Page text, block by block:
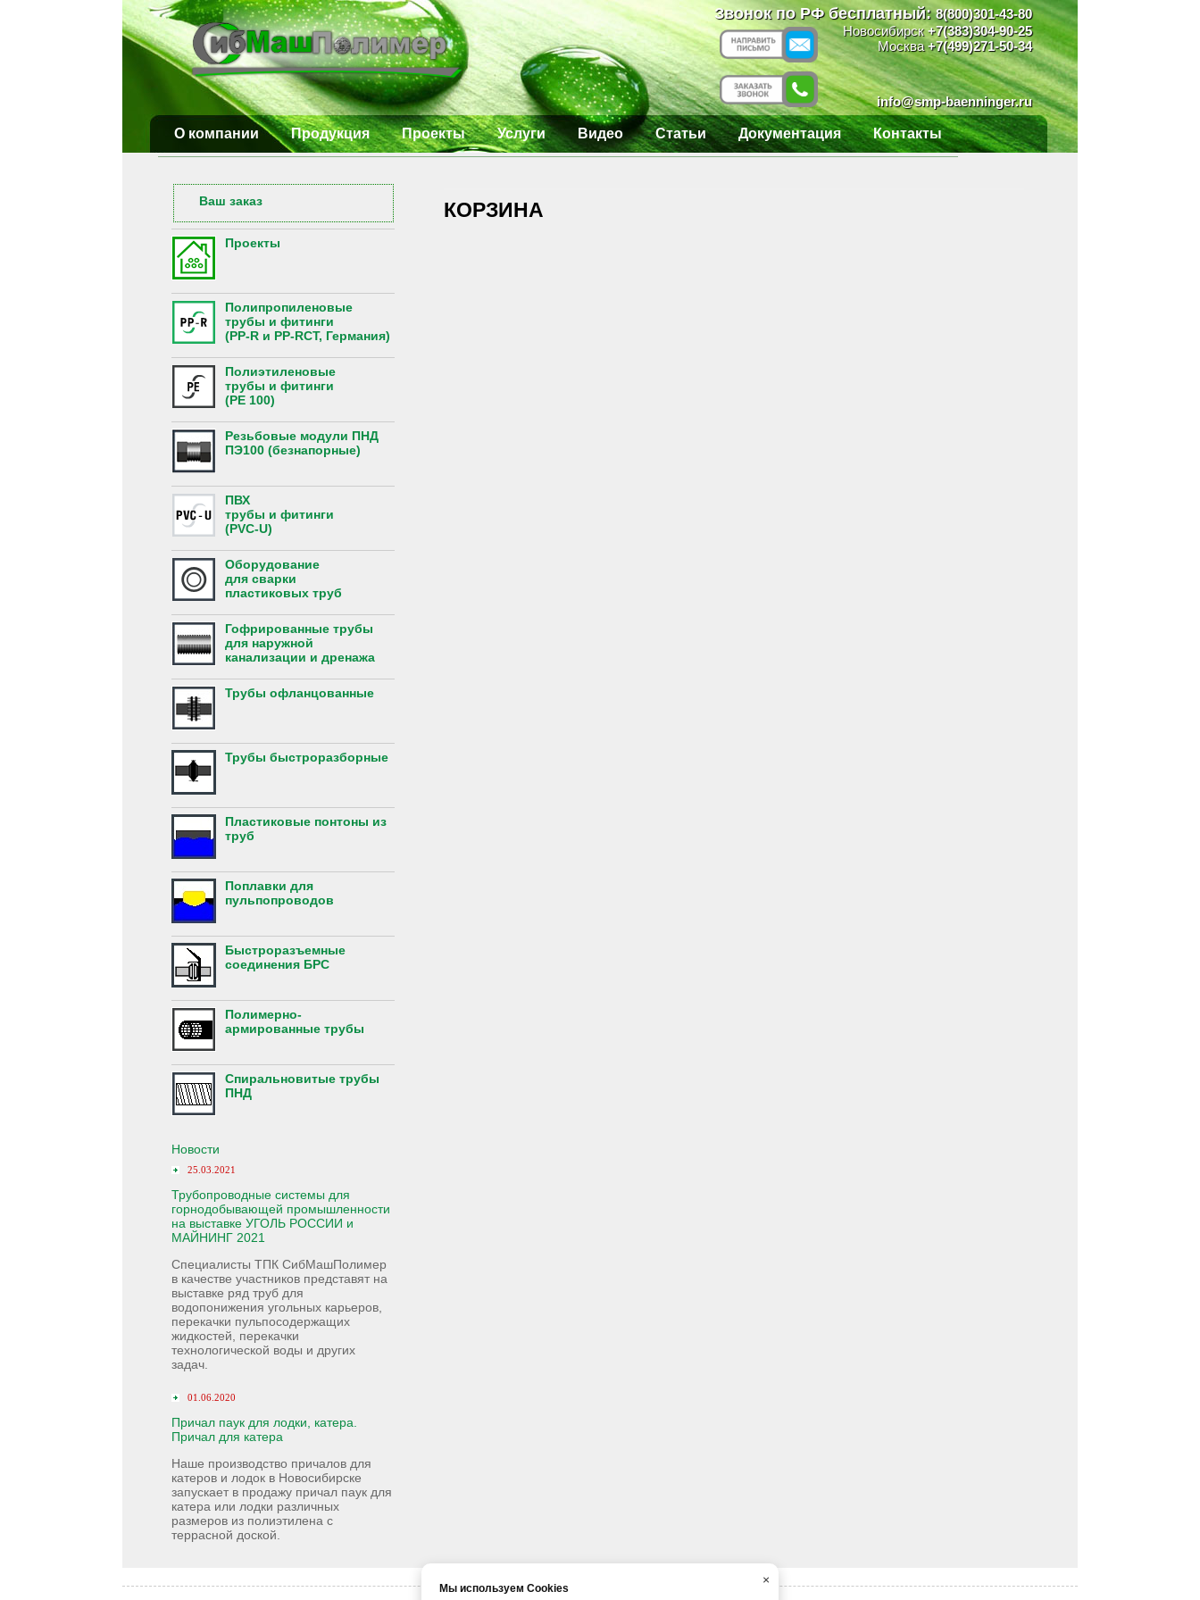
Звонок по РФ бесплатный:8(800)301-43-80
Новосибирск+7(383)304-90-25
Москва+7(499)271-50-34
info@smp-baenninger.ru
О компании Продукция Проекты Услуги Видео Статьи Документация Контакты
Ваш заказ
Проекты
Полипропиленовые
трубы и фитинги
(PP-R и PP-RCT, Германия)
Полиэтиленовые
трубы и фитинги
(PE 100)
Резьбовые модули ПНД
ПЭ100 (безнапорные)
ПВХ
трубы и фитинги
(PVC-U)
Оборудование
для сварки
пластиковых труб
Гофрированные трубы
для наружной
канализации и дренажа
Трубы офланцованные
Трубы быстроразборные
Пластиковые понтоны из
труб
Поплавки для
пульпопроводов
Быстроразъемные
соединения БРС
Полимерно-
армированные трубы
Спиральновитые трубы
ПНД
Новости
25.03.2021
Трубопроводные системы для
горнодобывающей промышленности
на выставке УГОЛЬ РОССИИ и
МАЙНИНГ 2021
Специалисты ТПК СибМашПолимер
в качестве участников представят на
выставке ряд труб для
водопонижения угольных карьеров,
перекачки пульпосодержащих
жидкостей, перекачки
технологической воды и других
задач.
01.06.2020
Причал паук для лодки, катера.
Причал для катера
Наше производство причалов для
катеров и лодок в Новосибирске
запускает в продажу причал паук для
катера или лодки различных
размеров из полиэтилена с
террасной доской.
КОРЗИНА
×
Мы используем Cookies